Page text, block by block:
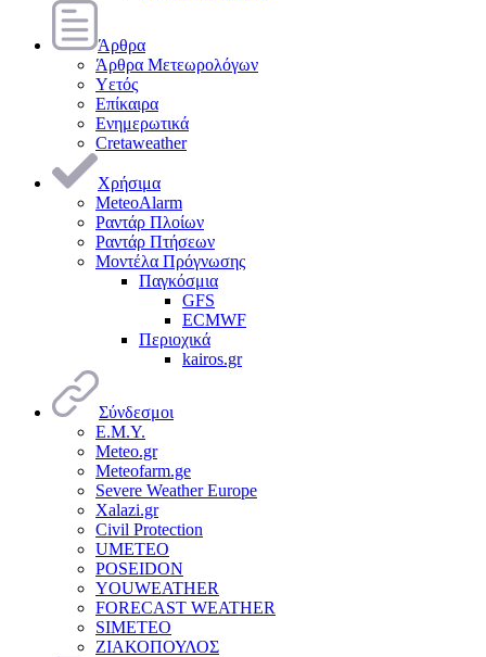
Άρθρα
Άρθρα Μετεωρολόγων
Υετός
Επίκαιρα
Ενημερωτικά
Cretaweather
Χρήσιμα
MeteoAlarm
Ραντάρ Πλοίων
Ραντάρ Πτήσεων
Μοντέλα Πρόγνωσης
Παγκόσμια
GFS
ECMWF
Περιοχικά
kairos.gr
Σύνδεσμοι
Ε.Μ.Υ.
Meteo.gr
Meteofarm.ge
Severe Weather Europe
Xalazi.gr
Civil Protection
UMETEO
POSEIDON
YOUWEATHER
FORECAST WEATHER
SIMETEO
ΖΙΑΚΟΠΟΥΛΟΣ